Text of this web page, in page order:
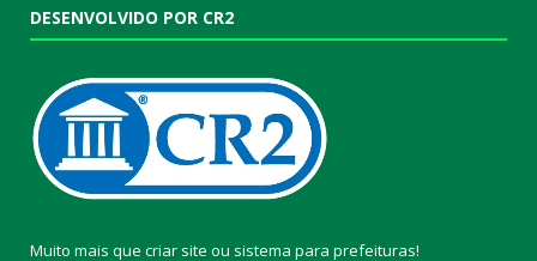
DESENVOLVIDO POR CR2
Muito mais que criar site ou sistema para prefeituras!